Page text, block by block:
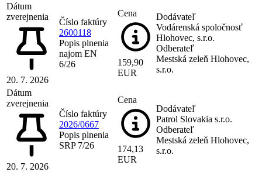
Dátum
zverejnenia
20. 7. 2026
Číslo faktúry
2600118
Popis plnenia
najom EN
6/26
Cena
159,90
EUR
Dodávateľ
Vodárenská spoločnosť
Hlohovec, s.r.o.
Odberateľ
Mestská zeleň Hlohovec,
s.r.o.
Dátum
zverejnenia
20. 7. 2026
Číslo faktúry
2026/0667
Popis plnenia
SRP 7/26
Cena
174,13
EUR
Dodávateľ
Patrol Slovakia s.r.o.
Odberateľ
Mestská zeleň Hlohovec,
s.r.o.